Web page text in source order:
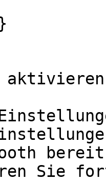
aktivieren
Sie